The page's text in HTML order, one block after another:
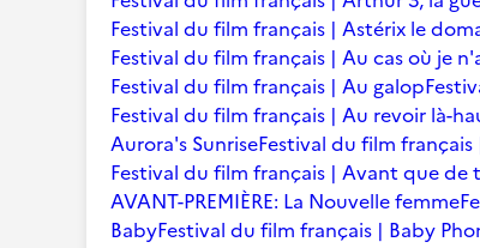
Festival du film français | Astérix le
Festival du film français | Au cas où je
Festival du film français | Au galop
Festival du film français | Au revoir là-
Aurora's SunriseFestival du film français
Festival du film français | Avant que
AVANT-PREMIÈRE: La Nouvelle femme
BabyFestival du film français | Baby